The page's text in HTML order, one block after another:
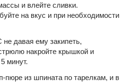
и влейте сливки.
на вкус и при необходимости
не давая ему закипеть,
накройте крышкой и
минут.
пюре из шпината по тарелкам, и в